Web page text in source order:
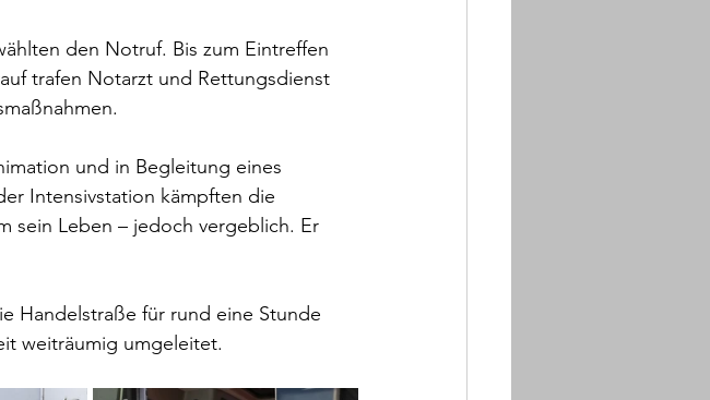
den Notruf. Bis zum Eintreffen
trafen Notarzt und Rettungsdienst
und in Begleitung eines
Intensivstation kämpften die
sein Leben – jedoch vergeblich. Er
Handelstraße für rund eine Stunde
weiträumig umgeleitet.